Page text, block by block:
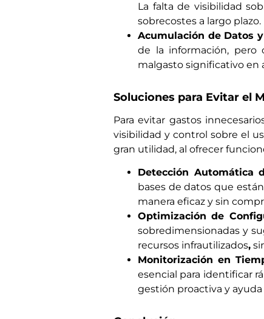
La falta de visibilidad
sobrecostes a largo plazo.
Acumulación de Datos
de la información, pero
malgasto significativo en
Soluciones para Evitar el
Para evitar gastos
visibilidad y control sobre el
gran utilidad, al ofrecer
Detección Automática
bases de datos que
manera eficaz y sin
Optimización de
sobredimensionadas y
recursos infrautilizados,
Monitorización en
esencial para identificar
gestión proactiva y